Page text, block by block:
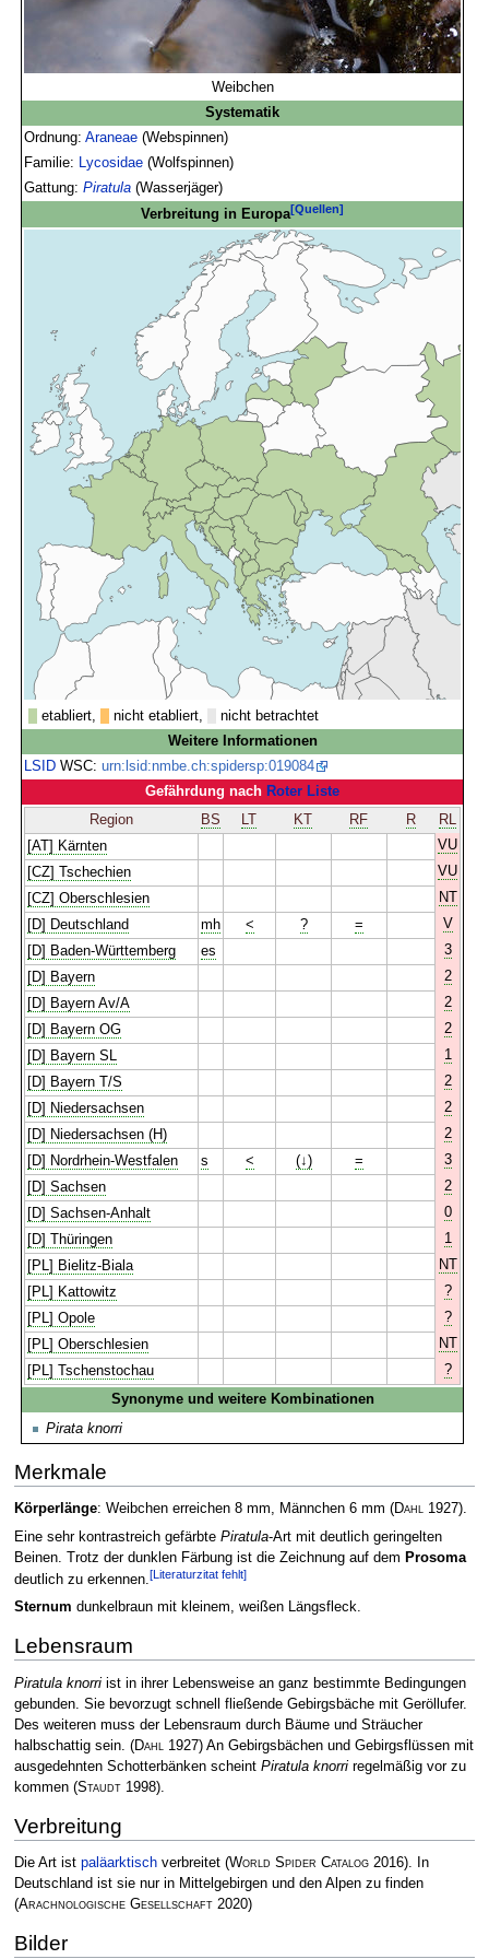
Weibchen
Systematik
Ordnung:Araneae (Webspinnen)
Familie:
Lycosidae (Wolfspinnen)
Gattung:Piratula (Wasserjäger)
Verbreitung in Europa[Quellen]
etabliert, nicht etabliert,
nicht betrachtet
Weitere Informationen
LSID WSC:urn:lsid:nmbe.ch:spidersp:019084
Gefährdung nach Roter Liste
Region
BS LT KT RF R
RL
[AT] Kärnten
VU
[CZ] Tschechien
VU
[CZ] Oberschlesien
NT
[D] Deutschland
mh < ? =
V
[D] Baden-Württemberg
es
3
[D] Bayern
2
[D] Bayern Av/A
2
[D] Bayern OG
2
[D] Bayern SL
1
[D] Bayern T/S
2
[D] Niedersachsen
2
[D] Niedersachsen (H)
2
[D] Nordrhein-Westfalen
s < (↓) =
3
[D] Sachsen
2
[D] Sachsen-Anhalt
0
[D] Thüringen
1
[PL] Bielitz-Biala
NT
[PL] Kattowitz
?
[PL] Opole
?
[PL] Oberschlesien
NT
[PL] Tschenstochau
?
Synonyme und weitere Kombinationen
Pirata knorri
Merkmale
Körperlänge: Weibchen erreichen 8 mm, Männchen 6 mm (Dahl1927).
Eine sehr kontrastreich gefärbte Piratula-Art mit deutlich geringelten
Beinen. Trotz der dunklen Färbung ist die Zeichnung auf dem Prosoma
deutlich zu erkennen.[Literaturzitat fehlt]
Sternum dunkelbraun mit kleinem, weißen Längsfleck.
Lebensraum
Piratula knorriist in ihrer Lebensweise an ganz bestimmte Bedingungen
gebunden. Sie bevorzugt schnell fließende Gebirgsbäche mit Geröllufer.
Des weiteren muss der Lebensraum durch Bäume und Sträucher
halbschattig sein. (Dahl 1927)An Gebirgsbächen und Gebirgsflüssen mit
ausgedehnten Schotterbänken scheint Piratula knorriregelmäßig vor zu
kommen (Staudt1998).
Verbreitung
Die Art ist paläarktischverbreitet (World Spider Catalog2016). In
Deutschland ist sie nur in Mittelgebirgen und den Alpen zu finden
(Arachnologische Gesellschaft2020)
Bilder